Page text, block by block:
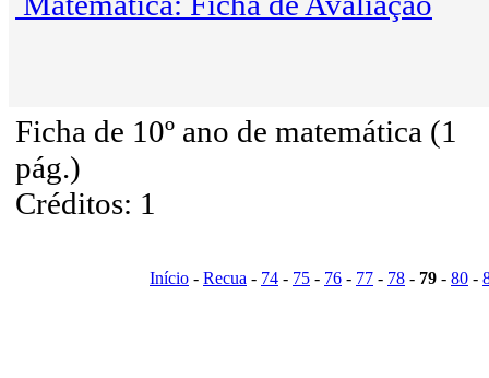
Ficha de 10º ano de matemática (1
pág.)
Créditos: 1
Início - Recua - 74 - 75 - 76 - 77 - 78 - 79 - 80 -